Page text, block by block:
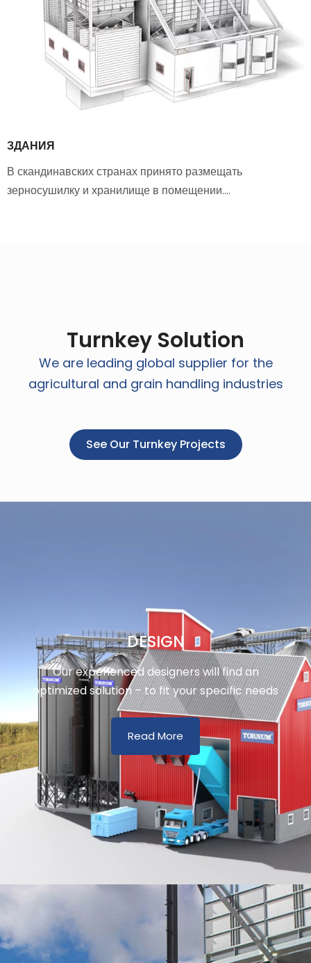
ЗДАНИЯ
В скандинавских странах принято размещать
зерносушилку и хранилище в помещении.…
Turnkey Solution
We are leading global supplier for the
agricultural and grain handling industries
See Our Turnkey Projects
DESIGN
Our experienced designers will find an
optimized solution – to fit your specific needs
Read More